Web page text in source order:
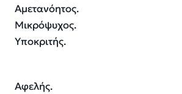
Αμετανόητος.
Μικρόψυχος.
Υποκριτής.
Αφελής.